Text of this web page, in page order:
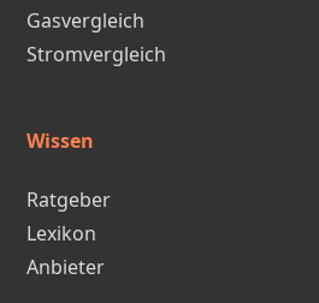
Gasvergleich
Stromvergleich
Wissen
Ratgeber
Lexikon
Anbieter